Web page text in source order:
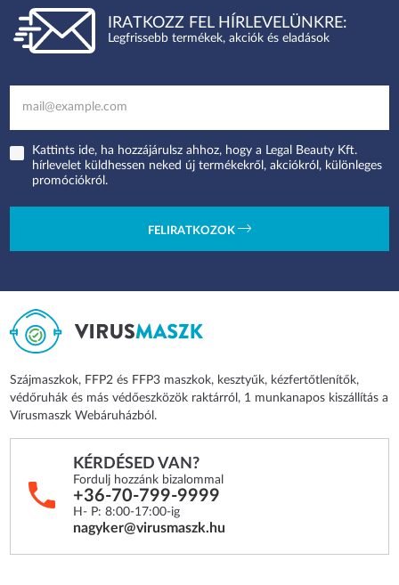
IRATKOZZ FEL HÍRLEVELÜNKRE:
Legfrissebb termékek, akciók és eladások
Kattints ide, ha hozzájárulsz ahhoz, hogy a Legal Beauty Kft.
hírlevelet küldhessen neked új termékekről, akciókról, különleges
promóciókról.
FELIRATKOZOK
Szájmaszkok, FFP2 és FFP3 maszkok, kesztyűk, kézfertőtlenítők,
védőruhák és más védőeszközök raktárról, 1 munkanapos kiszállítás a
Vírusmaszk Webáruházból.
KÉRDÉSED VAN?
Fordulj hozzánk bizalommal
+36-70-799-9999
H- P: 8:00-17:00-ig
nagyker@virusmaszk.hu